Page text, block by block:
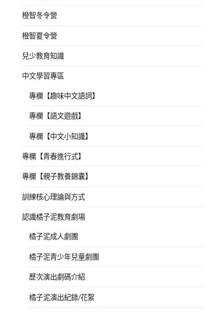
橙智冬令營
橙智夏令營
兒少教育知識
中文學習專區
專欄【趣味中文語詞】
專欄【語文遊戲】
專欄【中文小知識】
專欄【青春進行式】
專欄【親子教養錦囊】
訓練核心理論與方式
認識橘子泥教育劇場
橘子泥成人劇團
橘子泥青少年兒童劇團
歷次演出劇碼介紹
橘子泥演出紀錄/花絮